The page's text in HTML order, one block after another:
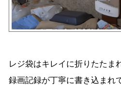
レジ袋はキレイに折りたたま
録画記録が丁寧に書き込まれ